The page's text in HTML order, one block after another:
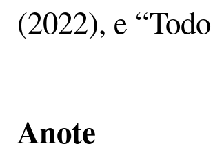
(2022), e
Anote